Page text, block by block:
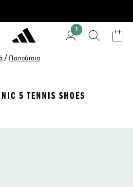
1
/ Παπούτσια
5 TENNIS SHOES